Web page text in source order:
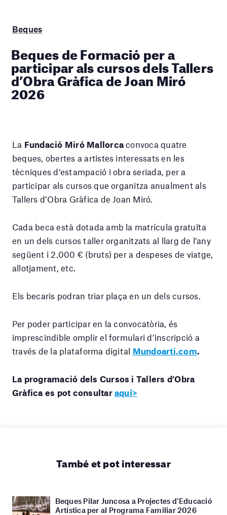
Beques
Beques de Formació per a
participar als cursos dels Tallers
d’Obra Gràfica de Joan Miró
2026
La Fundació Miró Mallorca convoca quatre
beques, obertes a artistes interessats en les
tècniques d’estampació i obra seriada, per a
participar als cursos que organitza anualment als
Tallers d’Obra Gràfica de Joan Miró.
Cada beca està dotada amb la matrícula gratuïta
en un dels cursos taller organitzats al llarg de l’any
següent i 2.000 € (bruts) per a despeses de viatge,
allotjament, etc.
Els becaris podran triar plaça en un dels cursos.
Per poder participar en la convocatòria, és
imprescindible omplir el formulari d’inscripció a
través de la plataforma digital Mundoarti.com.
La programació dels Cursos i Tallers d’Obra
Gràfica es pot consultaraquí>
També et pot interessar
Beques Pilar Juncosa a Projectes d’Educació
Artística per al Programa Familiar 2026